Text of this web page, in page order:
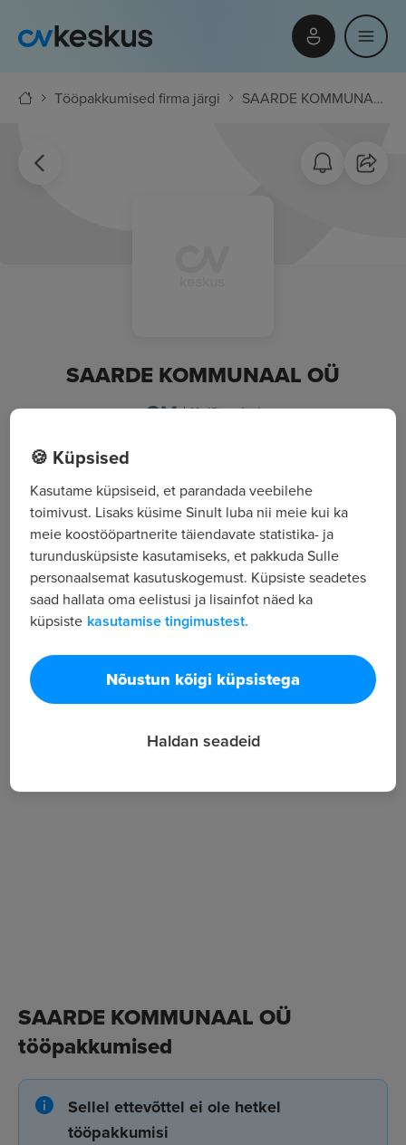
Tööpakkumised firma järgi SAARDE KOMMUNAAL OÜ
SAARDE KOMMUNAAL OÜ
Kõik tööpakkumised
Tööpakkuja tutvustus
18
Töötajate arv
Veekogumine; -töötlus ja -varustus
SAARDE KOMMUNAAL OÜ
tööpakkumised
Sellel ettevõttel ei ole hetkel
tööpakkumisi
🍪 Küpsised
Kasutame küpsiseid, et parandada veebilehe
toimivust. Lisaks küsime Sinult luba nii meie kui ka
meie koostööpartnerite täiendavate statistika- ja
turundusküpsiste kasutamiseks, et pakkuda Sulle
personaalsemat kasutuskogemust. Küpsiste seadetes
saad hallata oma eelistusi ja lisainfot näed ka
küpsiste kasutamise tingimustest.
Nõustun kõigi küpsistega
Haldan seadeid